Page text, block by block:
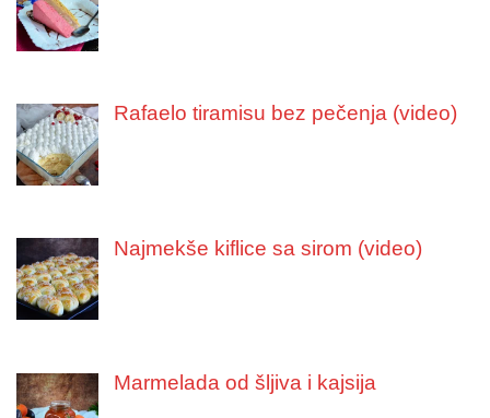
Rafaelo tiramisu bez pečenja (video)
Najmekše kiflice sa sirom (video)
Marmelada od šljiva i kajsija